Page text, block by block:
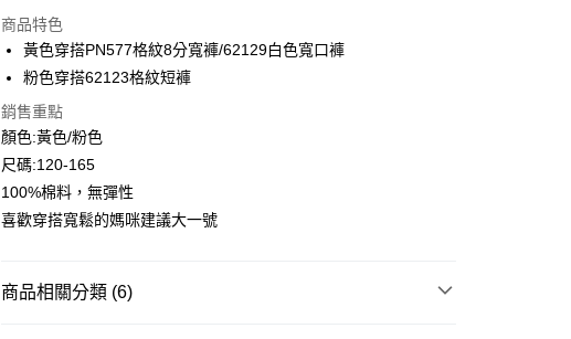
LINE Pay
Apple Pay
Google Pay
ATM付款
商品特色
黃色穿搭PN577格紋8分寬褲/62129白色寬口褲
粉色穿搭62123格紋短褲
銷售重點
顏色:黃色/粉色
尺碼:120-165
100%棉料，無彈性
喜歡穿搭寬鬆的媽咪建議大一號
商品相關分類 (6)